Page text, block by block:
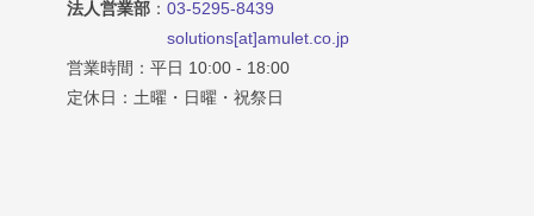
法人営業部 ： 03-5295-8439
solutions[at]amulet.co.jp
営業時間：平日 10:00 - 18:00
定休日：土曜・日曜・祝祭日